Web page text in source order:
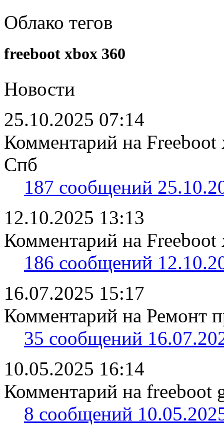
Облако тегов
freeboot xbox 360
Новости
25.10.2025 07:14
Комментарий на
Спб
187 сообщений
12.10.2025 13:13
Комментарий на
186 сообщений
16.07.2025 15:17
Комментарий на Ремонт
35 сообщений
10.05.2025 16:14
Комментарий на freeboot
8 сообщений